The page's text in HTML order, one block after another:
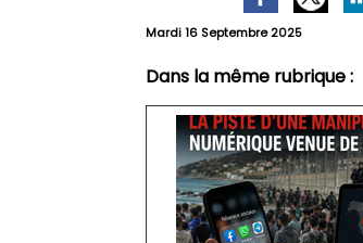
Mardi 16 Septembre 2025
Dans la même rubrique :